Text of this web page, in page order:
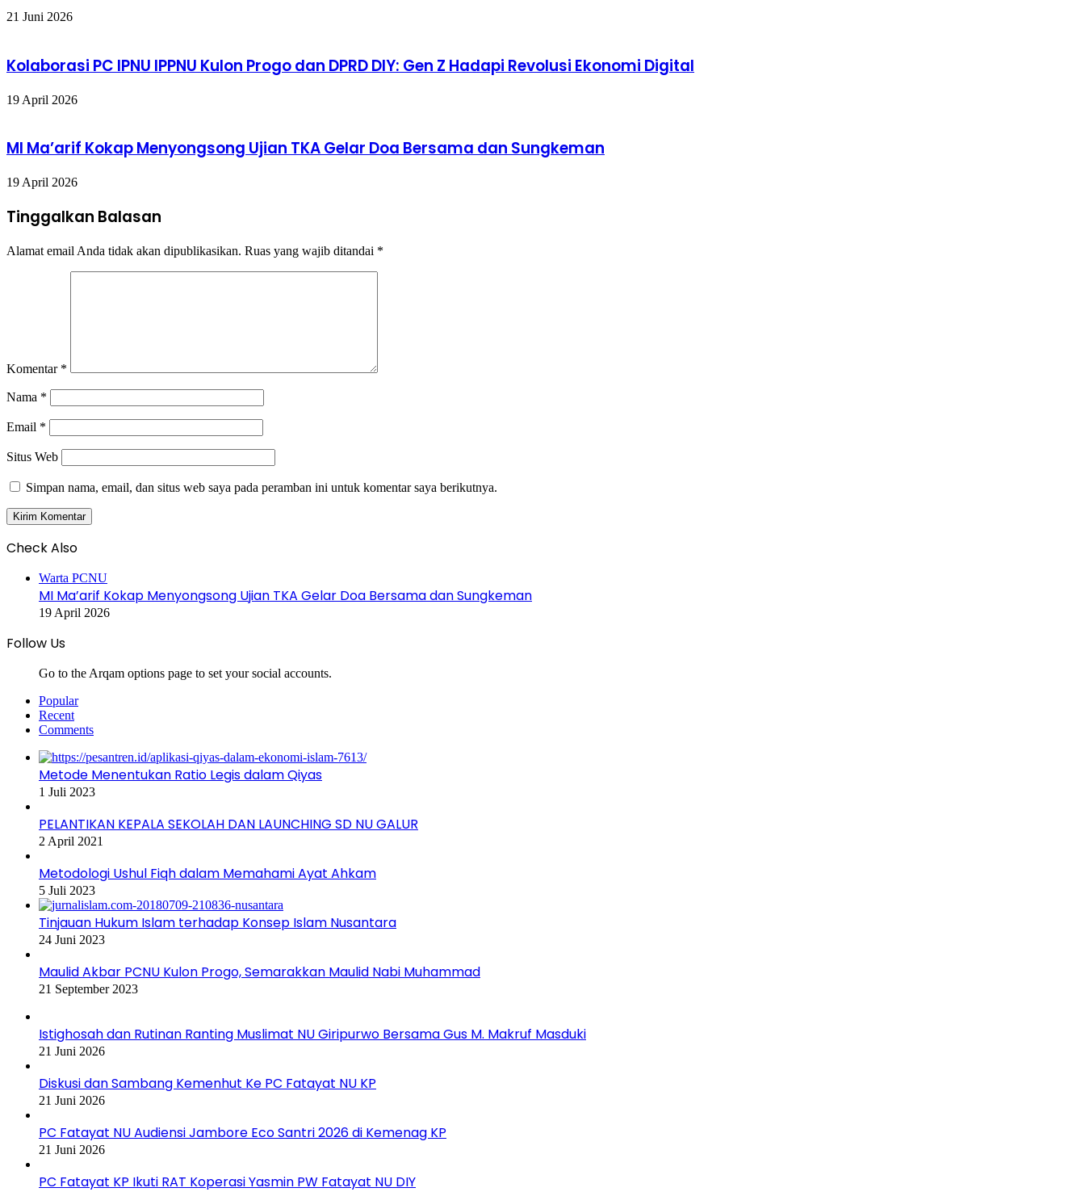
21 Juni 2026
Kolaborasi PC IPNU IPPNU Kulon Progo dan DPRD DIY: Gen Z Hadapi Revolusi Ekonomi Digital
19 April 2026
MI Ma’arif Kokap Menyongsong Ujian TKA Gelar Doa Bersama dan Sungkeman
19 April 2026
Tinggalkan Balasan
Alamat email Anda tidak akan dipublikasikan. Ruas yang wajib ditandai *
Komentar *
Nama *
Email *
Situs Web
Simpan nama, email, dan situs web saya pada peramban ini untuk komentar saya berikutnya.
Check Also
Warta PCNU
MI Ma’arif Kokap Menyongsong Ujian TKA Gelar Doa Bersama dan Sungkeman
19 April 2026
Follow Us
Go to the Arqam options page to set your social accounts.
Popular
Recent
Comments
Metode Menentukan Ratio Legis dalam Qiyas
1 Juli 2023
PELANTIKAN KEPALA SEKOLAH DAN LAUNCHING SD NU GALUR
2 April 2021
Metodologi Ushul Fiqh dalam Memahami Ayat Ahkam
5 Juli 2023
Tinjauan Hukum Islam terhadap Konsep Islam Nusantara
24 Juni 2023
Maulid Akbar PCNU Kulon Progo, Semarakkan Maulid Nabi Muhammad
21 September 2023
Istighosah dan Rutinan Ranting Muslimat NU Giripurwo Bersama Gus M. Makruf Masduki
21 Juni 2026
Diskusi dan Sambang Kemenhut Ke PC Fatayat NU KP
21 Juni 2026
PC Fatayat NU Audiensi Jambore Eco Santri 2026 di Kemenag KP
21 Juni 2026
PC Fatayat KP Ikuti RAT Koperasi Yasmin PW Fatayat NU DIY